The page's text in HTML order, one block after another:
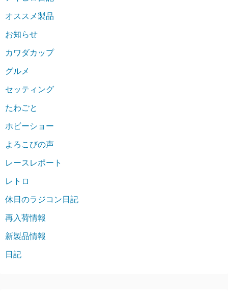
オススメ製品
お知らせ
カワダカップ
グルメ
セッティング
たわごと
ホビーショー
よろこびの声
レースレポート
レトロ
休日のラジコン日記
再入荷情報
新製品情報
日記